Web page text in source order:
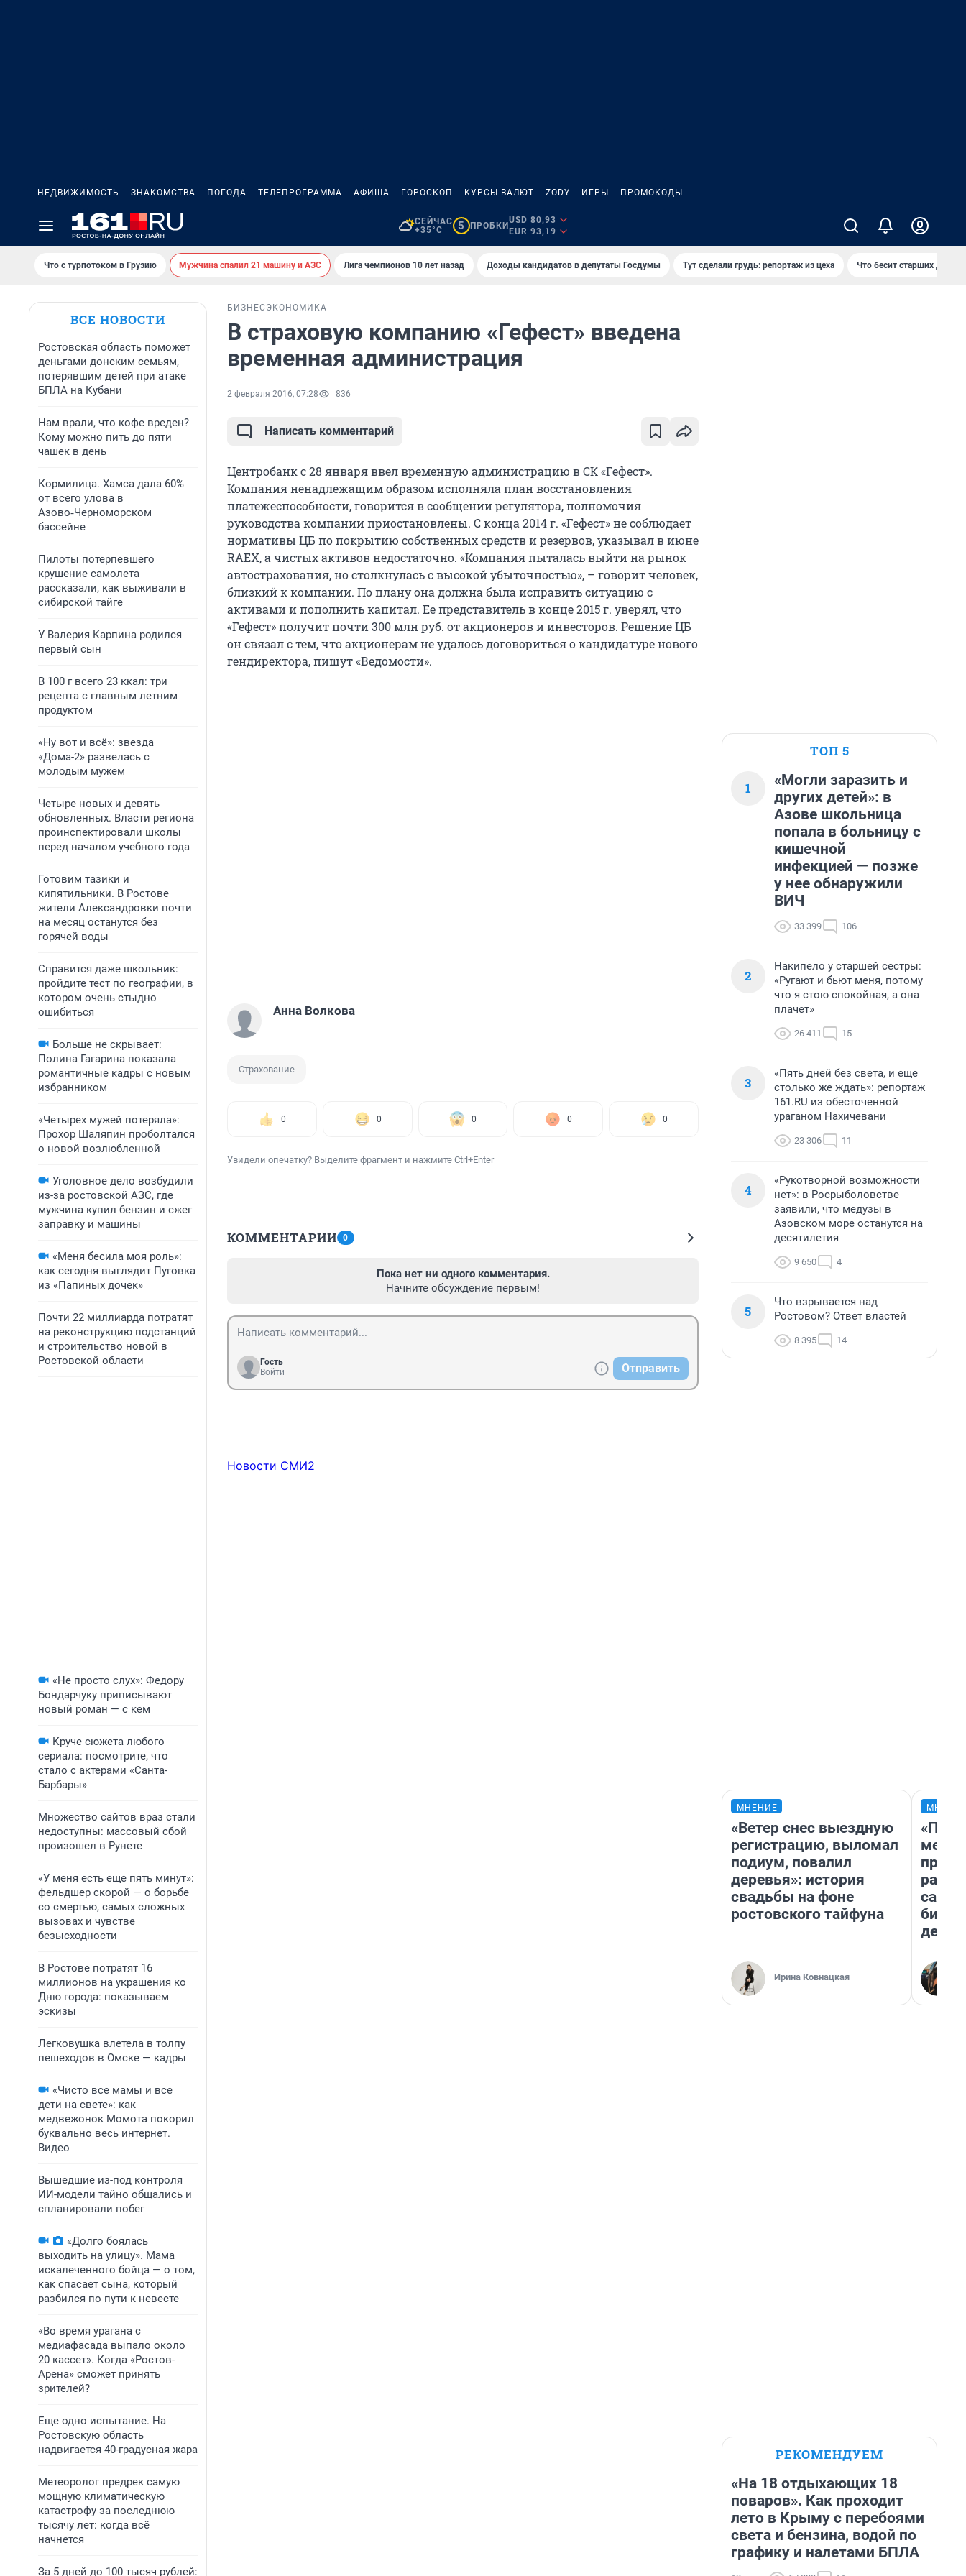
НЕДВИЖИМОСТЬ ЗНАКОМСТВА ПОГОДА ТЕЛЕПРОГРАММА АФИША ГОРОСКОП КУРСЫ ВАЛЮТ ZODY ИГРЫ ПРОМОКОДЫ
СЕЙЧАС
+35°C
5 ПРОБКИ
USD 80,93
EUR 93,19
Что с турпотоком в Грузию Мужчина спалил 21 машину и АЗС Лига чемпионов 10 лет назад Доходы кандидатов в депутаты Госдумы Тут сделали грудь: репортаж из цеха Что бесит старших детей
ВСЕ НОВОСТИ
Ростовская область поможет
деньгами донским семьям,
потерявшим детей при атаке
БПЛА на Кубани
Нам врали, что кофе вреден?
Кому можно пить до пяти
чашек в день
Кормилица. Хамса дала 60%
от всего улова в
Азово‑Черноморском
бассейне
Пилоты потерпевшего
крушение самолета
рассказали, как выживали в
сибирской тайге
У Валерия Карпина родился
первый сын
В 100 г всего 23 ккал: три
рецепта с главным летним
продуктом
«Ну вот и всё»: звезда
«Дома-2» развелась с
молодым мужем
Четыре новых и девять
обновленных. Власти региона
проинспектировали школы
перед началом учебного года
Готовим тазики и
кипятильники. В Ростове
жители Александровки почти
на месяц останутся без
горячей воды
Справится даже школьник:
пройдите тест по географии, в
котором очень стыдно
ошибиться
Больше не скрывает:
Полина Гагарина показала
романтичные кадры с новым
избранником
«Четырех мужей потеряла»:
Прохор Шаляпин проболтался
о новой возлюбленной
Уголовное дело возбудили
из-за ростовской АЗС, где
мужчина купил бензин и сжег
заправку и машины
«Меня бесила моя роль»:
как сегодня выглядит Пуговка
из «Папиных дочек»
Почти 22 миллиарда потратят
на реконструкцию подстанций
и строительство новой в
Ростовской области
«Не просто слух»: Федору
Бондарчуку приписывают
новый роман — с кем
Круче сюжета любого
сериала: посмотрите, что
стало с актерами «Санта-
Барбары»
Множество сайтов враз стали
недоступны: массовый сбой
произошел в Рунете
«У меня есть еще пять минут»:
фельдшер скорой — о борьбе
со смертью, самых сложных
вызовах и чувстве
безысходности
В Ростове потратят 16
миллионов на украшения ко
Дню города: показываем
эскизы
Легковушка влетела в толпу
пешеходов в Омске — кадры
«Чисто все мамы и все
дети на свете»: как
медвежонок Момота покорил
буквально весь интернет.
Видео
Вышедшие из-под контроля
ИИ-модели тайно общались и
спланировали побег
«Долго боялась
выходить на улицу». Мама
искалеченного бойца — о том,
как спасает сына, который
разбился по пути к невесте
«Во время урагана с
медиафасада выпало около
20 кассет». Когда «Ростов-
Арена» сможет принять
зрителей?
Еще одно испытание. На
Ростовскую область
надвигается 40-градусная жара
Метеоролог предрек самую
мощную климатическую
катастрофу за последнюю
тысячу лет: когда всё
начнется
За 5 дней до 100 тысяч рублей:
БИЗНЕС ЭКОНОМИКА
В страховую компанию «Гефест» введена
временная администрация
2 февраля 2016, 07:28 836
Написать комментарий
Центробанк с 28 января ввел временную администрацию в СК «Гефест».
Компания ненадлежащим образом исполняла план восстановления
платежеспособности, говорится в сообщении регулятора, полномочия
руководства компании приостановлены. С конца 2014 г. «Гефест» не соблюдает
нормативы ЦБ по покрытию собственных средств и резервов, указывал в июне
RAEX, а чистых активов недостаточно. «Компания пыталась выйти на рынок
автострахования, но столкнулась с высокой убыточностью», – говорит человек,
близкий к компании. По плану она должна была исправить ситуацию с
активами и пополнить капитал. Ее представитель в конце 2015 г. уверял, что
«Гефест» получит почти 300 млн руб. от акционеров и инвесторов. Решение ЦБ
он связал с тем, что акционерам не удалось договориться о кандидатуре нового
гендиректора, пишут «Ведомости».
Анна Волкова
Страхование
0 0 0 0 0
Увидели опечатку? Выделите фрагмент и нажмите Ctrl+Enter
КОММЕНТАРИИ 0
Пока нет ни одного комментария.
Начните обсуждение первым!
Гость
Войти
Отправить
Новости СМИ2
ТОП 5
1
«Могли заразить и
других детей»: в
Азове школьница
попала в больницу с
кишечной
инфекцией — позже
у нее обнаружили
ВИЧ
33 399 106
2
Накипело у старшей сестры:
«Ругают и бьют меня, потому
что я стою спокойная, а она
плачет»
26 411 15
3
«Пять дней без света, и еще
столько же ждать»: репортаж
161.RU из обесточенной
ураганом Нахичевани
23 306 11
4
«Рукотворной возможности
нет»: в Росрыболовстве
заявили, что медузы в
Азовском море останутся на
десятилетия
9 650 4
5
Что взрывается над
Ростовом? Ответ властей
8 395 14
МНЕНИЕ
«Ветер снес выездную
регистрацию, выломал
подиум, повалил
деревья»: история
свадьбы на фоне
ростовского тайфуна
Ирина Ковнацкая
РЕКОМЕНДУЕМ
«На 18 отдыхающих 18
поваров». Как проходит
лето в Крыму с перебоями
света и бензина, водой по
графику и налетами БПЛА